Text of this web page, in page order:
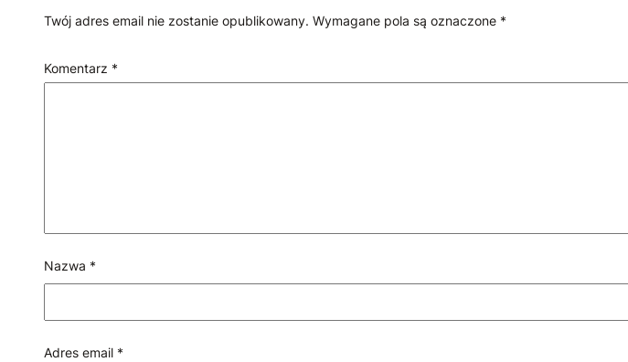
Twój adres email nie zostanie opublikowany. Wymagane pola są oznaczone *
Komentarz *
Nazwa *
Adres email *